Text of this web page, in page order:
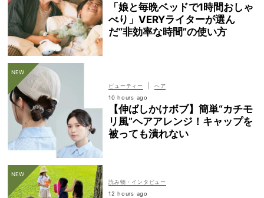
「娘と毎晩ベッドで1時間おしゃ
べり」VERYライターが選ん
だ“非効率な時間”の使い方
ビューティー
ヘア
10 hours ago
【伸ばしかけボブ】簡単“カチモ
リ風”ヘアアレンジ！キャップを
被っても潰れない
読み物・インタビュー
12 hours ago